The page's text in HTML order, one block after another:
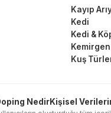
Kayıp
Kedi
Kedi &
Kemirgen
Kuş
NedirKişisel